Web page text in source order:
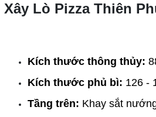
Xây Lò Pizza Thiên
Kích thước thông thủy:
Kích thước phủ bì: 126 -
Tầng trên: Khay sắt